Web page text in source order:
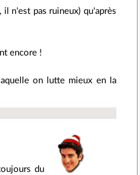
n'est pas ruineux) qu'après
encore !
on lutte mieux en la
du